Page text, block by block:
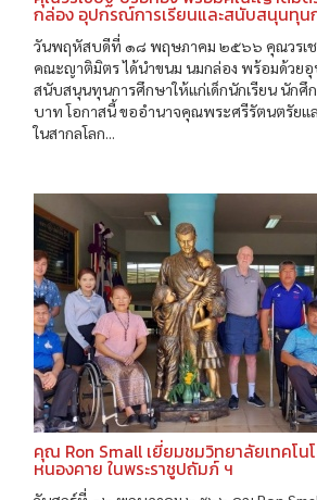
กล่อง อุปกรณ์การเรียนและสนับสนุนทุน
วันพฤหัสบดีที่ ๑๘ พฤษภาคม ๒๕๖๖ คุณวรเ
คณะญาติมิตร ได้นำขนม นมกล่อง พร้อมด้วยอุ
สนับสนุนทุนการศึกษาให้แก่เด็กนักเรียน นัก
บาท โอกาสนี้ ขออำนาจคุณพระศรีรัตนตรัยแ
ในสากลโลก...
คุณ Ron Small เยี่ยมชมวิทยาลัยเทคโน
หนองคาย ในพระราชูปถัมภ์ ฯ